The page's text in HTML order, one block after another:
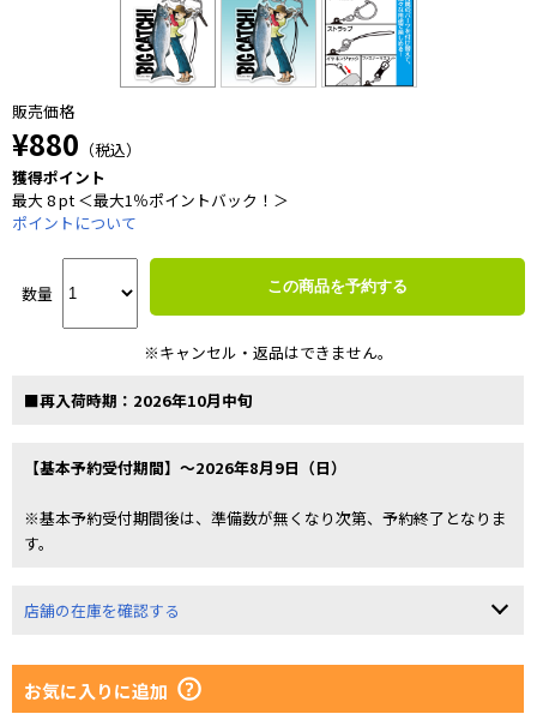
販売価格
¥880 （税込）
獲得ポイント
最大 8 pt ＜最大1％ポイントバック！＞
ポイントについて
数量 この商品を予約する
※キャンセル・返品はできません。
■再入荷時期：2026年10月中旬
【基本予約受付期間】～2026年8月9日（日）
※基本予約受付期間後は、準備数が無くなり次第、予約終了となりま
す。
店舗の在庫を確認する
お気に入りに追加